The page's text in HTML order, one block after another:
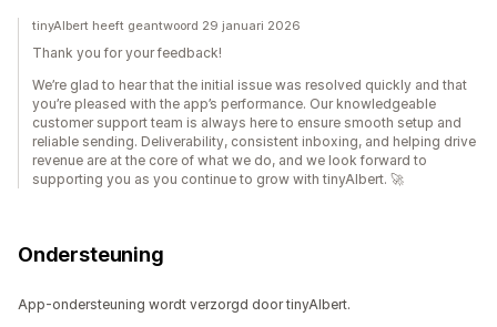
tinyAlbert heeft geantwoord 29 januari 2026
Thank you for your feedback!
We’re glad to hear that the initial issue was resolved quickly and that
you’re pleased with the app’s performance. Our knowledgeable
customer support team is always here to ensure smooth setup and
reliable sending. Deliverability, consistent inboxing, and helping drive
revenue are at the core of what we do, and we look forward to
supporting you as you continue to grow with tinyAlbert. 🚀
Ondersteuning
App-ondersteuning wordt verzorgd door tinyAlbert.